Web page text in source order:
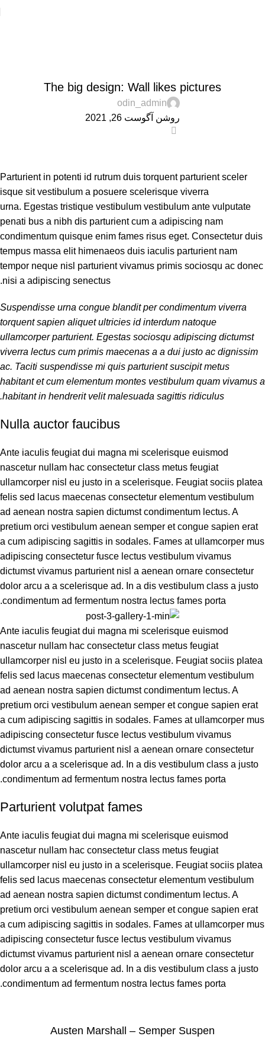
The big design: Wall likes pictures
odin_admin
روشن آگوست 26, 2021
Parturient in potenti id rutrum duis torquent parturient sceler
isque sit vestibulum a posuere scelerisque viverra
urna. Egestas tristique vestibulum vestibulum ante vulputate
penati bus a nibh dis parturient cum a adipiscing nam
condimentum quisque enim fames risus eget. Consectetur duis
tempus massa elit himenaeos duis iaculis parturient nam
tempor neque nisl parturient vivamus primis sociosqu ac donec
nisi a adipiscing senectus.
Suspendisse urna congue blandit per condimentum viverra
torquent sapien aliquet ultricies id interdum natoque
ullamcorper parturient. Egestas sociosqu adipiscing dictumst
viverra lectus cum primis maecenas a a dui justo ac dignissim
ac. Taciti suspendisse mi quis parturient suscipit metus
habitant et cum elementum montes vestibulum quam vivamus a
habitant in hendrerit velit malesuada sagittis ridiculus.
Nulla auctor faucibus
Ante iaculis feugiat dui magna mi scelerisque euismod
nascetur nullam hac consectetur class metus feugiat
ullamcorper nisl eu justo in a scelerisque. Feugiat sociis platea
felis sed lacus maecenas consectetur elementum vestibulum
ad aenean nostra sapien dictumst condimentum lectus. A
pretium orci vestibulum aenean semper et congue sapien erat
a cum adipiscing sagittis in sodales. Fames at ullamcorper mus
adipiscing consectetur fusce lectus vestibulum vivamus
dictumst vivamus parturient nisl a aenean ornare consectetur
dolor arcu a a scelerisque ad. In a dis vestibulum class a justo
condimentum ad fermentum nostra lectus fames porta.
Ante iaculis feugiat dui magna mi scelerisque euismod
nascetur nullam hac consectetur class metus feugiat
ullamcorper nisl eu justo in a scelerisque. Feugiat sociis platea
felis sed lacus maecenas consectetur elementum vestibulum
ad aenean nostra sapien dictumst condimentum lectus. A
pretium orci vestibulum aenean semper et congue sapien erat
a cum adipiscing sagittis in sodales. Fames at ullamcorper mus
adipiscing consectetur fusce lectus vestibulum vivamus
dictumst vivamus parturient nisl a aenean ornare consectetur
dolor arcu a a scelerisque ad. In a dis vestibulum class a justo
condimentum ad fermentum nostra lectus fames porta.
Parturient volutpat fames
Ante iaculis feugiat dui magna mi scelerisque euismod
nascetur nullam hac consectetur class metus feugiat
ullamcorper nisl eu justo in a scelerisque. Feugiat sociis platea
felis sed lacus maecenas consectetur elementum vestibulum
ad aenean nostra sapien dictumst condimentum lectus. A
pretium orci vestibulum aenean semper et congue sapien erat
a cum adipiscing sagittis in sodales. Fames at ullamcorper mus
adipiscing consectetur fusce lectus vestibulum vivamus
dictumst vivamus parturient nisl a aenean ornare consectetur
dolor arcu a a scelerisque ad. In a dis vestibulum class a justo
condimentum ad fermentum nostra lectus fames porta.
Austen Marshall – Semper Suspen